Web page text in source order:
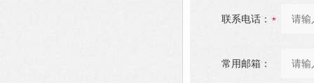
联系电话：
常用邮箱：